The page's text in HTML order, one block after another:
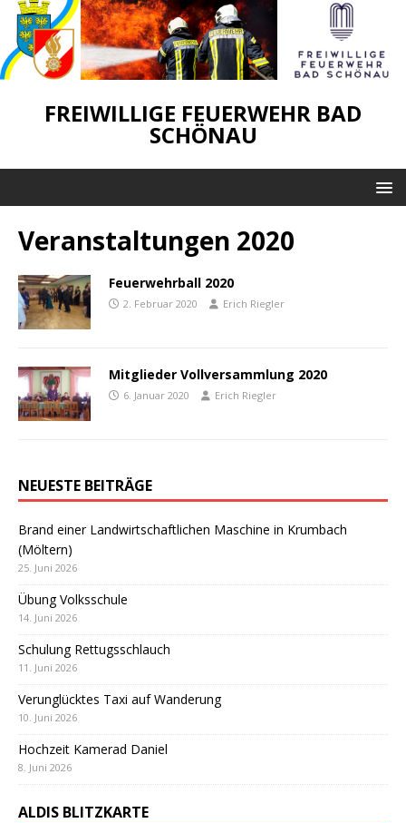
FREIWILLIGE FEUERWEHR BAD
SCHÖNAU
Veranstaltungen 2020
Feuerwehrball 2020
2. Februar 2020 Erich Riegler
Mitglieder Vollversammlung 2020
6. Januar 2020 Erich Riegler
NEUESTE BEITRÄGE
Brand einer Landwirtschaftlichen Maschine in Krumbach
(Möltern)
25. Juni 2026
Übung Volksschule
14. Juni 2026
Schulung Rettugsschlauch
11. Juni 2026
Verunglücktes Taxi auf Wanderung
10. Juni 2026
Hochzeit Kamerad Daniel
8. Juni 2026
ALDIS BLITZKARTE